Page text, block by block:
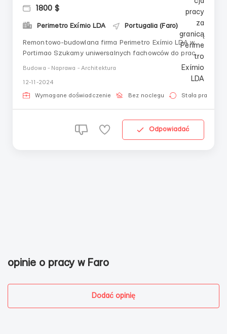
1800 $
Perimetro Exímio LDA Portugalia (Faro)
Remontowo-budowlana firma Perimetro Exímio LDA w
Portimao Szukamy uniwersalnych fachowców do prac
remontowo-budowlanych! Wynagrodzenie - 7-10€,
możliwość awansu na poziom brygadzisty, kierownika!I
pomocników (może być bez doświadczenia) – 5-6
€.Praca przy remontach i na budowie.Region
Budowa - Naprawa - Architektura
12-11-2024
Wymagane doświadczenie Bez noclegu Stała praca
Odpowiadać
opinie o pracy w Faro
Dodać opinię